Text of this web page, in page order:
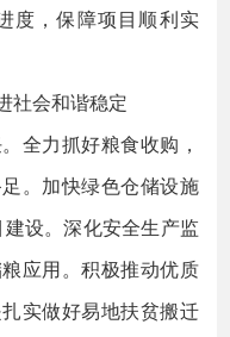
度，保障项目顺利实
会和谐稳定
力抓好粮食收购，
。加快绿色仓储设施
设。深化安全生产监
应用。积极推动优质
实做好易地扶贫搬迁